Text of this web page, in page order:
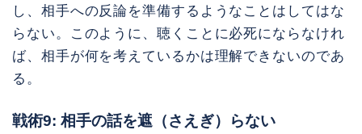
し、相手への反論を準備するようなことはしてはな
らない。このように、聴くことに必死にならなけれ
ば、相手が何を考えているかは理解できないのであ
る。
戦術9: 相手の話を遮（さえぎ）らない